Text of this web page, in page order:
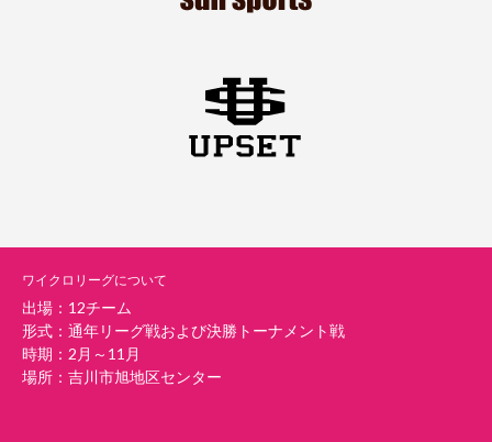
ワイクロリーグについて
出場：12チーム
形式：通年リーグ戦および決勝トーナメント戦
時期：2月～11月
場所：吉川市旭地区センター